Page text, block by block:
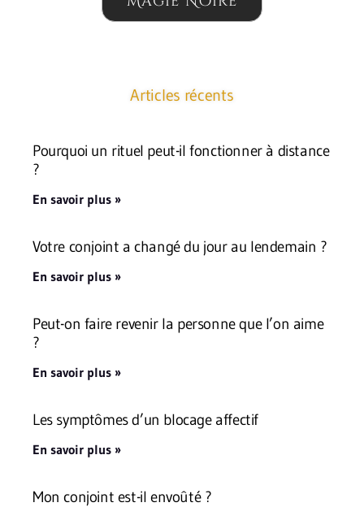
Articles récents
Pourquoi un rituel peut-il fonctionner à distance
?
En savoir plus »
Votre conjoint a changé du jour au lendemain ?
En savoir plus »
Peut-on faire revenir la personne que l’on aime
?
En savoir plus »
Les symptômes d’un blocage affectif
En savoir plus »
Mon conjoint est-il envoûté ?